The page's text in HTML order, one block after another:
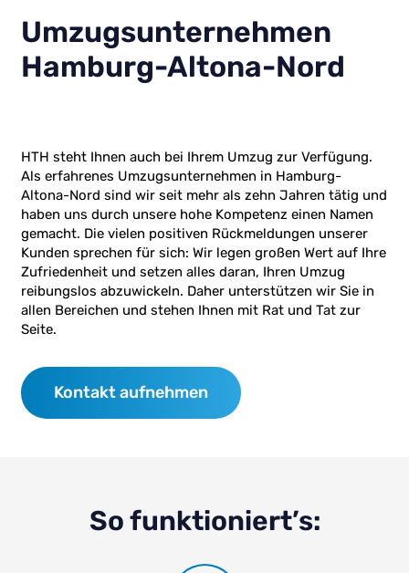
Umzugsunternehmen
Hamburg-Altona-Nord
HTH steht Ihnen auch bei Ihrem Umzug zur Verfügung.
Als erfahrenes Umzugsunternehmen in Hamburg-
Altona-Nord sind wir seit mehr als zehn Jahren tätig und
haben uns durch unsere hohe Kompetenz einen Namen
gemacht. Die vielen positiven Rückmeldungen unserer
Kunden sprechen für sich: Wir legen großen Wert auf Ihre
Zufriedenheit und setzen alles daran, Ihren Umzug
reibungslos abzuwickeln. Daher unterstützen wir Sie in
allen Bereichen und stehen Ihnen mit Rat und Tat zur
Seite.
Kontakt aufnehmen
So funktioniert’s: